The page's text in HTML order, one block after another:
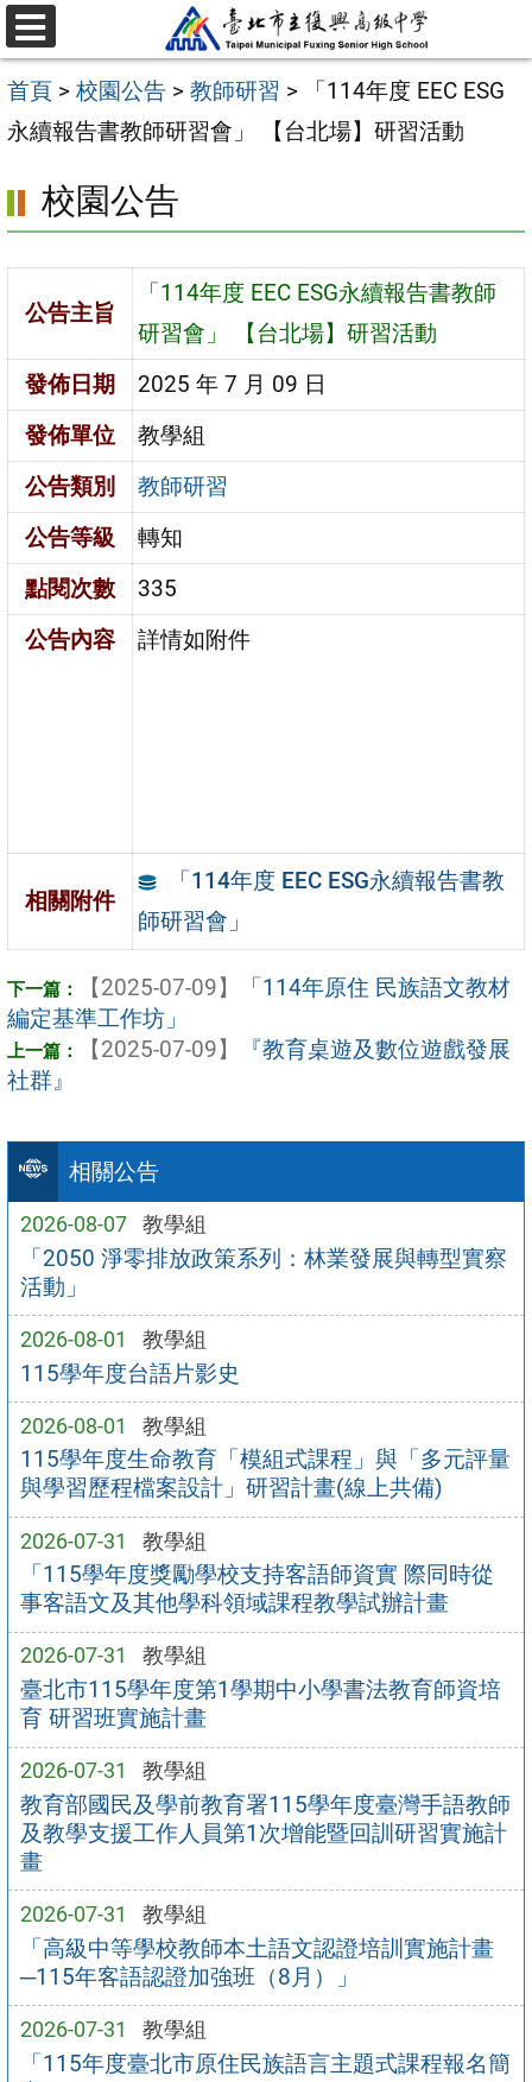
跳
至
主
要
容
區
選
單
首頁 > 校園公告 > 教師研習 >
「114年度 EEC ESG
永續報告書教師研習會」 【台北場】研習活動
相關公告
2026-08-07 教學組
「2050 淨零排放政策系列：林業發展與轉型實察
活動」
2026-08-01 教學組
115學年度台語片影史
2026-08-01 教學組
115學年度生命教育「模組式課程」與「多元評量
與學習歷程檔案設計」研習計畫(線上共備)
2026-07-31 教學組
「115學年度獎勵學校支持客語師資實 際同時從
事客語文及其他學科領域課程教學試辦計畫
2026-07-31 教學組
臺北市115學年度第1學期中小學書法教育師資培
育 研習班實施計畫
2026-07-31 教學組
教育部國民及學前教育署115學年度臺灣手語教師
及教學支援工作人員第1次增能暨回訓研習實施計
畫
2026-07-31 教學組
「高級中等學校教師本土語文認證培訓實施計畫
─115年客語認證加強班（8月）」
2026-07-31 教學組
「115年度臺北市原住民族語言主題式課程報名簡
校園公告
公告主旨
「114年度 EEC ESG永續報告書教師
研習會」 【台北場】研習活動
發佈日期
2025 年 7 月 09 日
發佈單位
教學組
公告類別
教師研習
公告等級
轉知
點閱次數
335
公告內容
詳情如附件
相關附件
「114年度 EEC ESG永續報告書教
師研習會」
【2025-07-09】
「114年原住 民族語文教材
編定基準工作坊」
【2025-07-09】
『教育桌遊及數位遊戲發展
社群』